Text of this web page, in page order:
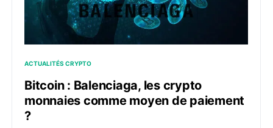
ACTUALITÉS CRYPTO
Bitcoin : Balenciaga, les crypto
monnaies comme moyen de paiement
?